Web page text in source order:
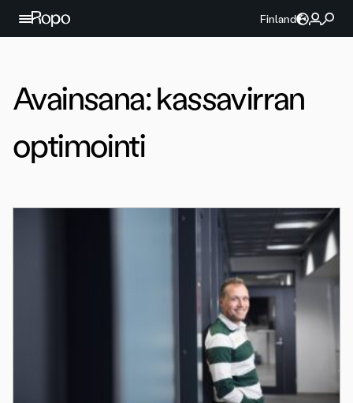
Jatka sisältöön
Finland
Avainsana:kassavirran
optimointi